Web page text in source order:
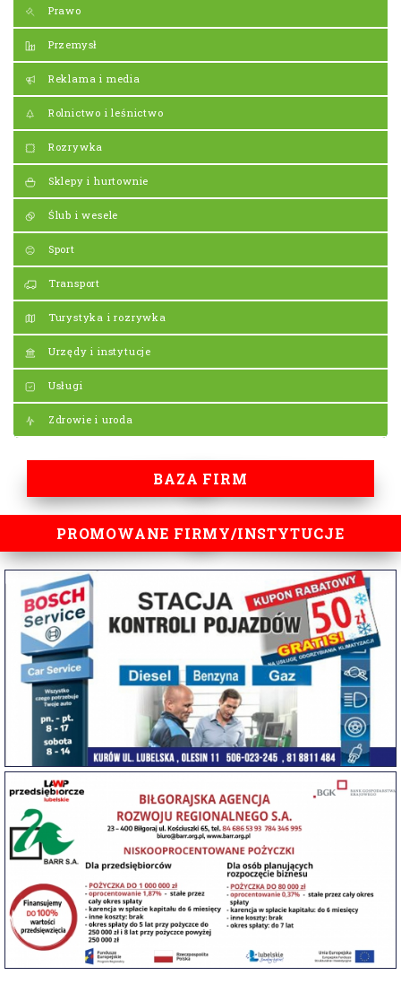
Prawo
Przemysł
Reklama i media
Rolnictwo i leśnictwo
Rozrywka
Sklepy i hurtownie
Ślub i wesele
Sport
Transport
Turystyka i rozrywka
Urzędy i instytucje
Usługi
Zdrowie i uroda
BAZA FIRM
PROMOWANE FIRMY/INSTYTUCJE